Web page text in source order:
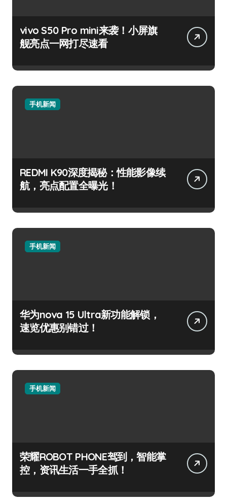
vivo S50 Pro mini来袭！小屏旗
舰亮点一网打尽速看
手机新闻
REDMI K90深度揭秘：性能影像续
航，亮点配置全曝光！
手机新闻
华为nova 15 Ultra新功能解锁，
速览优惠别错过！
手机新闻
荣耀ROBOT PHONE驾到，智能掌
控，资讯生活一手全抓！